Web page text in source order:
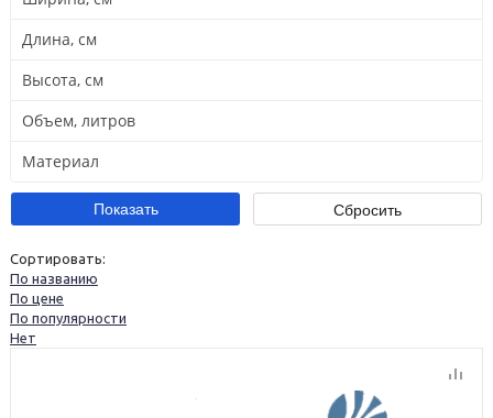
Длина, см
Высота, см
Объем, литров
Материал
Сортировать:
По названию
По цене
По популярности
Нет